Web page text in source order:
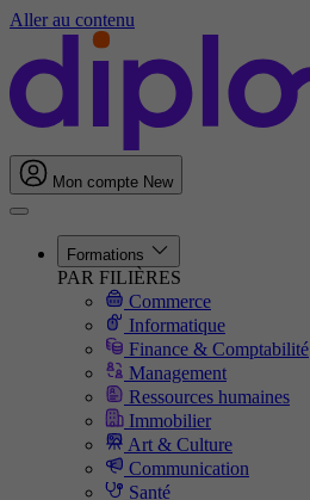
Aller au contenu
Mon compte New
Formations
PAR FILIÈRES
Commerce
Informatique
Finance & Comptabilité
Management
Ressources humaines
Immobilier
Art & Culture
Communication
Santé